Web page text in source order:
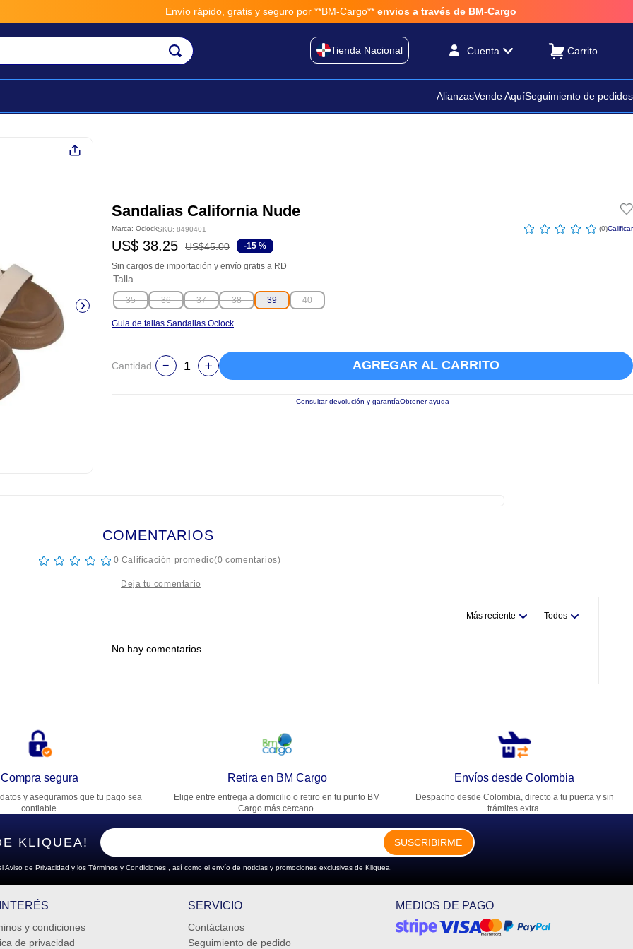
Envío rápido, gratis y seguro por **BM-Cargo** envios a través de BM-Cargo
Tienda Nacional Cuenta
AlianzasVende AquíSeguimiento de pedidos
Sandalias California Nude
Marca: OclockSKU: 8490401 ☆ ☆ ☆ ☆ ☆ (0)
US$ 38.25 US$45.00 -15 %
Sin cargos de importación y envío gratis a RD
Talla
35 36 37 38 39 40
Guia de tallas Sandalias Oclock
Cantidad AGREGAR AL CARRITO
Consultar devolución y garantíaObtener ayuda
COMENTARIOS
☆ ☆ ☆ ☆ ☆ 0 Calificación promedio(0 comentarios)
de email
un comentario
ENVIAR COMENTARIO
Más reciente Todos
No hay comentarios.
Compra segura
y aseguramos que tu pago sea
confiable.
Retira en BM Cargo
Elige entre entrega a domicilio o retiro en tu punto BM
Cargo más cercano.
Envíos desde Colombia
Despacho desde Colombia, directo a tu puerta y sin
trámites extra.
KLIQUEA! SUSCRIBIRME
Aviso de Privacidad y los Términos y Condiciones , así como el envío de noticias y promociones exclusivas de Kliquea.
y condiciones
de privacidad
SERVICIO
Contáctanos
Seguimiento de pedido
MEDIOS DE PAGO